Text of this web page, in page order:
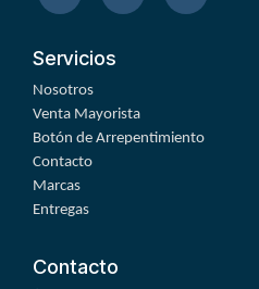
Servicios
Nosotros
Venta Mayorista
Botón de Arrepentimiento
Contacto
Marcas
Entregas
Contacto